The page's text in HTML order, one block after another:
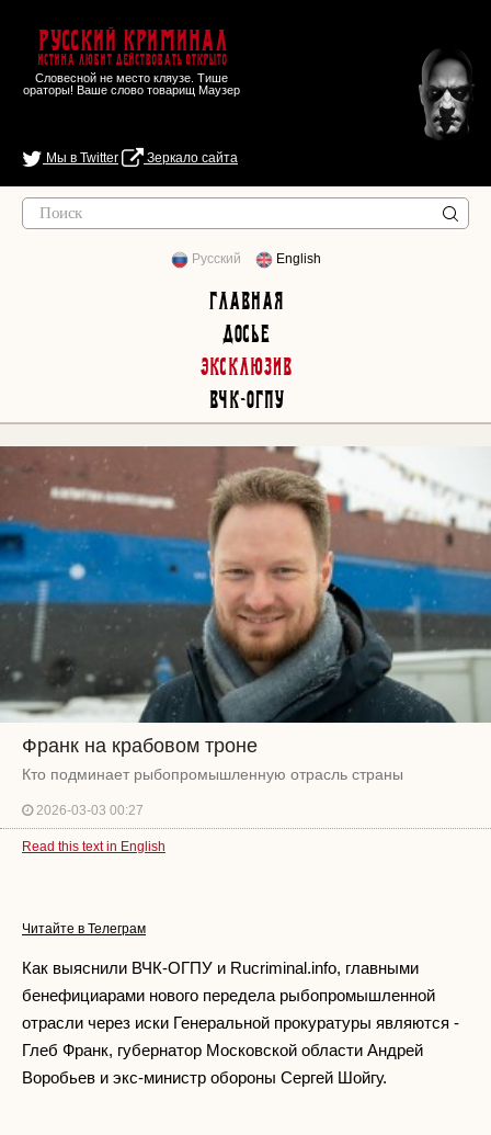
Русский Криминал
Истина любит действовать открыто
Словесной не место кляузе. Тише
ораторы! Ваше слово товарищ Маузер
Мы в Twitter Зеркало сайта
Русский English
Главная
Досье
Эксклюзив
ВЧК-ОГПУ
Франк на крабовом троне
Кто подминает рыбопромышленную отрасль страны
2026-03-03 00:27
Read this text in English
Читайте в Телеграм
Как выяснили ВЧК-ОГПУ и Rucriminal.info, главными
бенефициарами нового передела рыбопромышленной
отрасли через иски Генеральной прокуратуры являются -
Глеб Франк, губернатор Московской области Андрей
Воробьев и экс-министр обороны Сергей Шойгу.